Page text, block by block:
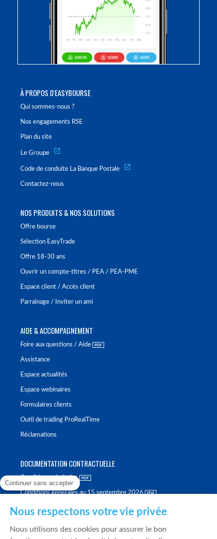
À PROPOS D'EASYBOURSE
Qui sommes-nous ?
Nos engagements RSE
Plan du site
Le Groupe
Code de conduite La Banque Postale
Contactez-nous
NOS PRODUITS & NOS SOLUTIONS
Offre bourse
Sélection EasyTrade
Offre 18-30 ans
Ouvrir un compte-titres / PEA / PEA-PME
Espace client / Accès client
Parrainage / Inviter un ami
AIDE & ACCOMPAGNEMENT
Foire aux questions / Aide
Assistance
Espace actualités
Espace webinaires
Formulaires clients
Outil de trading ProRealTime
Réclamations
DOCUMENTATION CONTRACTUELLE
Conditions générales
Conditions générales au 15 septembre 2026
Continuer sans accepter
Nous respectons votre vie privée
Nous utilisons des cookies pour assurer le bon